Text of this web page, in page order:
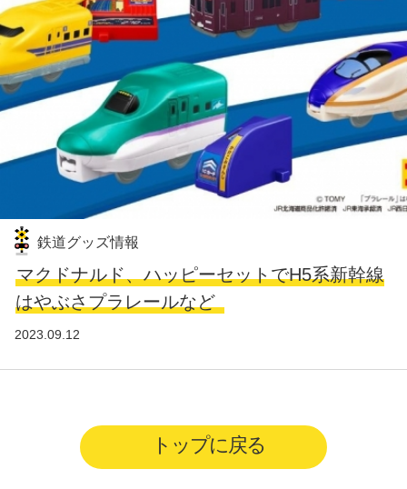
鉄道グッズ情報
マクドナルド、ハッピーセットでH5系新幹線
はやぶさプラレールなど
2023.09.12
トップに戻る